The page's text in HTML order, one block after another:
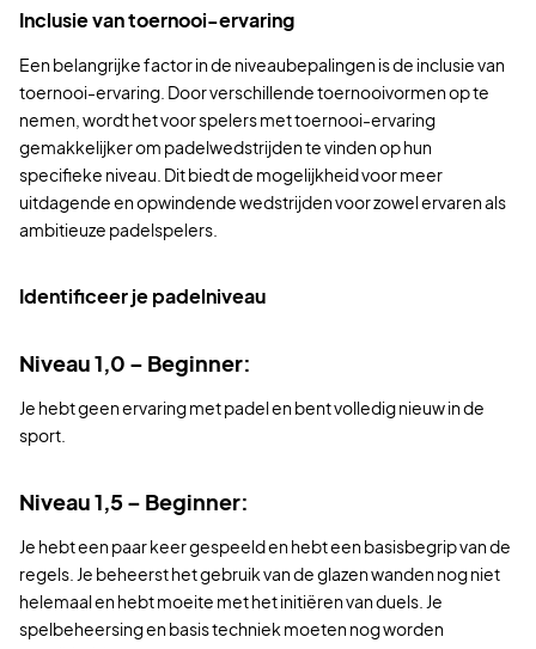
Inclusie van toernooi-ervaring
Een belangrijke factor in de niveaubepalingen is de inclusie van
toernooi-ervaring. Door verschillende toernooivormen op te
nemen, wordt het voor spelers met toernooi-ervaring
gemakkelijker om padelwedstrijden te vinden op hun
specifieke niveau. Dit biedt de mogelijkheid voor meer
uitdagende en opwindende wedstrijden voor zowel ervaren als
ambitieuze padelspelers.
Identificeer je padelniveau
Niveau 1,0 – Beginner:
Je hebt geen ervaring met padel en bent volledig nieuw in de
sport.
Niveau 1,5 – Beginner:
Je hebt een paar keer gespeeld en hebt een basisbegrip van de
regels. Je beheerst het gebruik van de glazen wanden nog niet
helemaal en hebt moeite met het initiëren van duels. Je
spelbeheersing en basis techniek moeten nog worden